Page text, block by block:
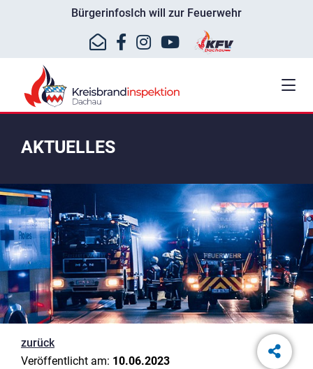
BürgerinfosIch will zur Feuerwehr
AKTUELLES
zurück
Veröffentlicht am: 10.06.2023